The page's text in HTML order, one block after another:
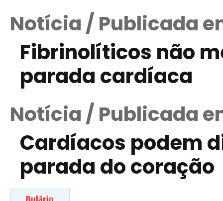
Notícia / Publicada
Fibrinolíticos não
parada cardíaca
Notícia / Publicada
Cardíacos podem
parada do coração